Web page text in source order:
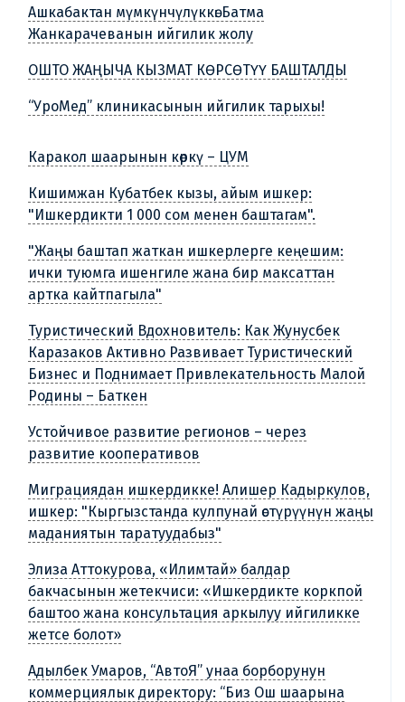
Ашкабактан мүмкүнчүлүккө: Батма
Жанкарачеванын ийгилик жолу
ОШТО ЖАҢЫЧА КЫЗМАТ КӨРСӨТҮҮ БАШТАЛДЫ
“УроМед” клиникасынын ийгилик тарыхы!
Каракол шаарынын көркү – ЦУМ
Кишимжан Кубатбек кызы, айым ишкер:
"Ишкердикти 1 000 сом менен баштагам".
"Жаңы баштап жаткан ишкерлерге кеңешим:
ички туюмга ишенгиле жана бир максаттан
артка кайтпагыла"
Туристический Вдохновитель: Как Жунусбек
Каразаков Активно Развивает Туристический
Бизнес и Поднимает Привлекательность Малой
Родины – Баткен
Устойчивое развитие регионов – через
развитие кооперативов
Миграциядан ишкердикке! Алишер Кадыркулов,
ишкер: "Кыргызстанда кулпунай өстүрүүнүн жаңы
маданиятын таратуудабыз"
Элиза Аттокурова, «Илимтай» балдар
бакчасынын жетекчиси: «Ишкердикте коркпой
баштоо жана консультация аркылуу ийгиликке
жетсе болот»
Адылбек Умаров, “АвтоЯ” унаа борборунун
коммерциялык директору: “Биз Ош шаарына